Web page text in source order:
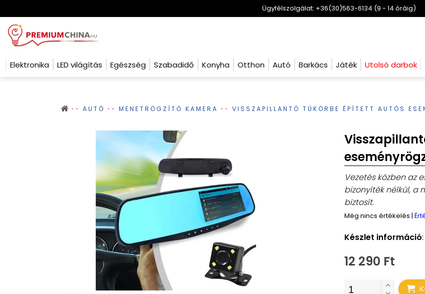
Ügyfélszolgálat: +36(30)563-6134 (9 - 14 óráig)
Elektronika LED világítás Egészség Szabadidő Konyha Otthon Autó Barkács Játék Utolsó darbok
AUTÓ MENETRÖGZÍTŐ KAMERA VISSZAPILLANTÓ TÜKÖRBE ÉPÍTETT AUTÓS
Vezetés közben az
bizonyíték nélkül, a
biztosít.
Még nincs értékelés |
Készlet információ:
12 290 Ft